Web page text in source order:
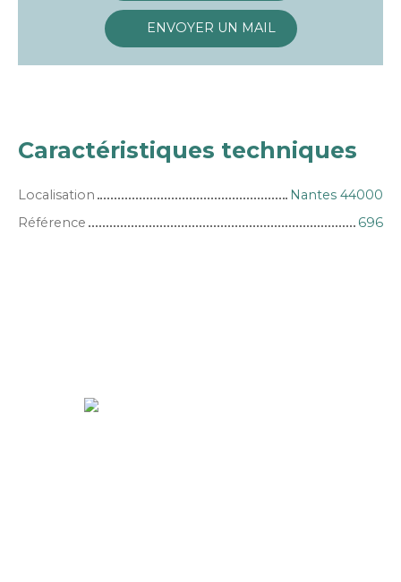
ENVOYER UN MAIL
Caractéristiques techniques
Localisation
Nantes 44000
Référence
696